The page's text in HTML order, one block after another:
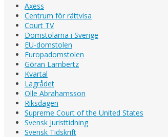
Axess
Centrum för rättvisa
Court TV
Domstolarna i Sverige
EU-domstolen
Europadomstolen
Göran Lambertz
Kvartal
Lagrådet
Olle Abrahamsson
Riksdagen
Supreme Court of the United States
Svensk Juristtidning
Svensk Tidskrift